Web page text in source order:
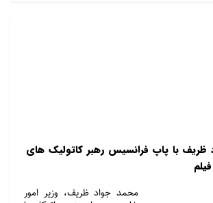
ظریف با پاپ فرانسیس رهبر کاتولیک های
محمد جواد ظریف، وزیر امور